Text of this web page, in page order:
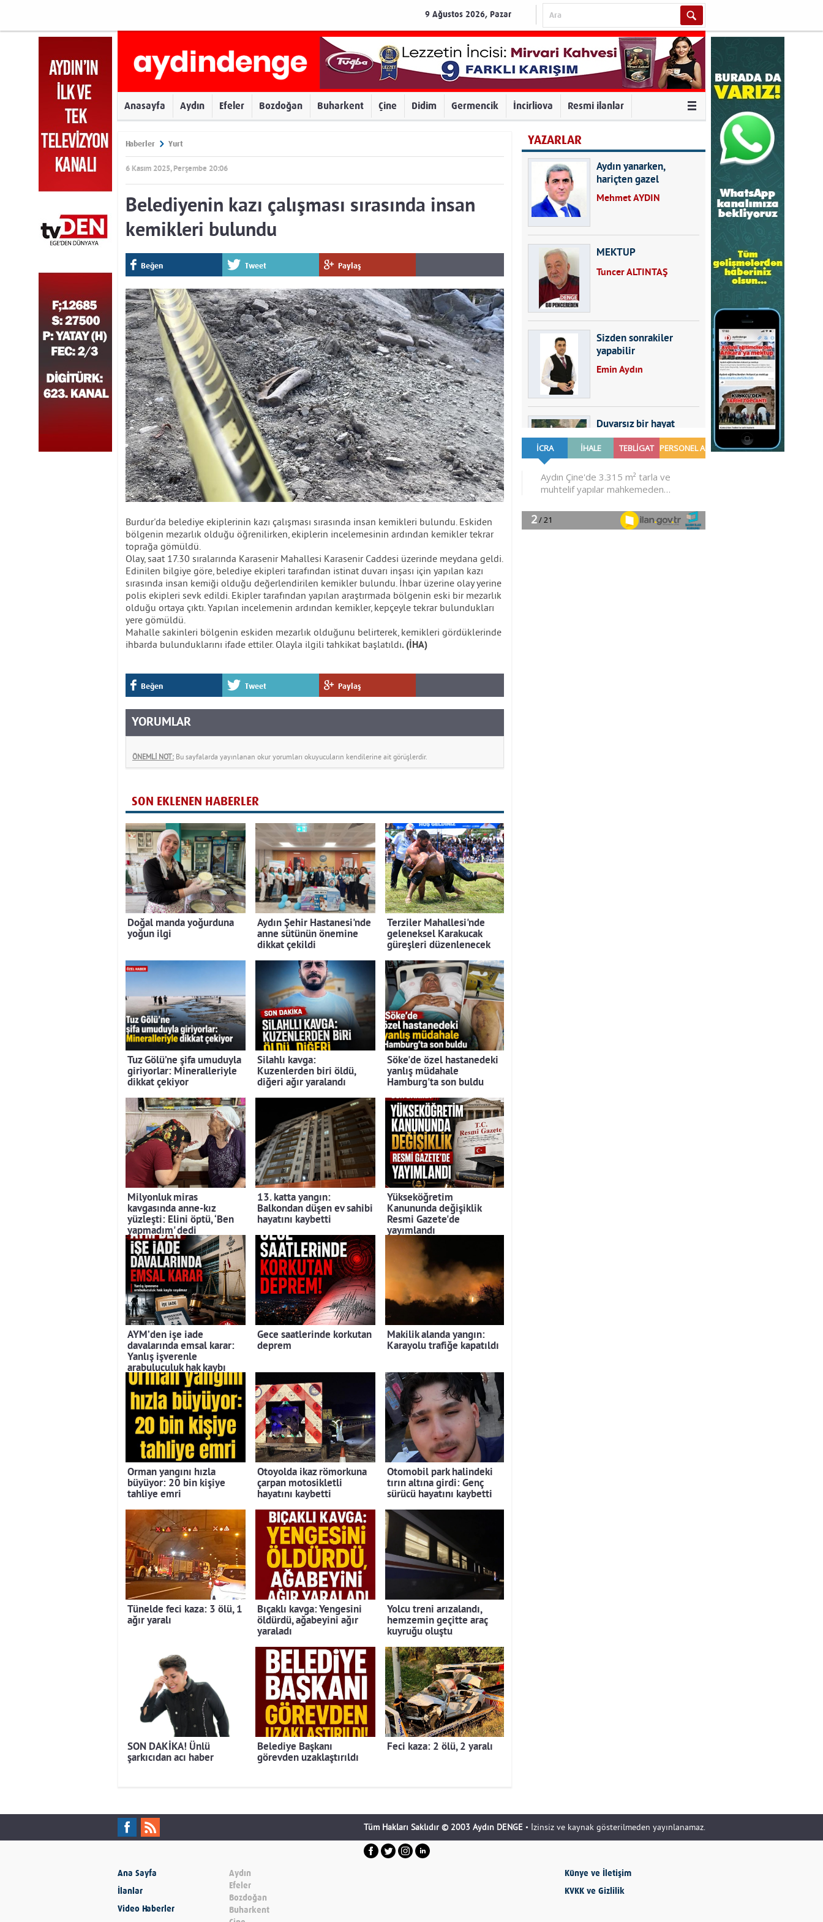
9 Ağustos 2026, Pazar
Anasayfa Aydın Efeler Bozdoğan Buharkent Çine Didim Germencik İncirliova Resmi ilanlar
Haberler Yurt
6 Kasım 2025, Perşembe 20:06
Belediyenin kazı çalışması sırasında insan
kemikleri bulundu
Beğen Tweet Paylaş
Burdur'da belediye ekiplerinin kazı çalışması sırasında insan kemikleri bulundu. Eskiden
bölgenin mezarlık olduğu öğrenilirken, ekiplerin incelemesinin ardından kemikler tekrar
toprağa gömüldü.
Olay, saat 17.30 sıralarında Karasenir Mahallesi Karasenir Caddesi üzerinde meydana geldi.
Edinilen bilgiye göre, belediye ekipleri tarafından istinat duvarı inşası için yapılan kazı
sırasında insan kemiği olduğu değerlendirilen kemikler bulundu. İhbar üzerine olay yerine
polis ekipleri sevk edildi. Ekipler tarafından yapılan araştırmada bölgenin eski bir mezarlık
olduğu ortaya çıktı. Yapılan incelemenin ardından kemikler, kepçeyle tekrar bulundukları
yere gömüldü.
Mahalle sakinleri bölgenin eskiden mezarlık olduğunu belirterek, kemikleri gördüklerinde
ihbarda bulunduklarını ifade ettiler. Olayla ilgili tahkikat başlatıldı. (İHA)
Beğen Tweet Paylaş
YORUMLAR
ÖNEMLİ NOT: Bu sayfalarda yayınlanan okur yorumları okuyucuların kendilerine ait görüşlerdir.
SON EKLENEN HABERLER
Doğal manda yoğurduna
yoğun ilgi
Aydın Şehir Hastanesi'nde
anne sütünün önemine
dikkat çekildi
Terziler Mahallesi'nde
geleneksel Karakucak
güreşleri düzenlenecek
Tuz Gölü’ne şifa umuduyla
giriyorlar: Mineralleriyle
dikkat çekiyor
Silahlı kavga:
Kuzenlerden biri öldü,
diğeri ağır yaralandı
Söke'de özel hastanedeki
yanlış müdahale
Hamburg'ta son buldu
Milyonluk miras
kavgasında anne-kız
yüzleşti: Elini öptü, ‘Ben
yapmadım' dedi
13. katta yangın:
Balkondan düşen ev sahibi
hayatını kaybetti
Yükseköğretim
Kanununda değişiklik
Resmi Gazete'de
yayımlandı
AYM’den işe iade
davalarında emsal karar:
Yanlış işverenle
arabuluculuk hak kaybı
sayılmadı
Gece saatlerinde korkutan
deprem
Makilik alanda yangın:
Karayolu trafiğe kapatıldı
Orman yangını hızla
büyüyor: 20 bin kişiye
tahliye emri
Otoyolda ikaz römorkuna
çarpan motosikletli
hayatını kaybetti
Otomobil park halindeki
tırın altına girdi: Genç
sürücü hayatını kaybetti
Tünelde feci kaza: 3 ölü, 1
ağır yaralı
Bıçaklı kavga: Yengesini
öldürdü, ağabeyini ağır
yaraladı
Yolcu treni arızalandı,
hemzemin geçitte araç
kuyruğu oluştu
SON DAKİKA! Ünlü
şarkıcıdan acı haber
Belediye Başkanı
görevden uzaklaştırıldı
Feci kaza: 2 ölü, 2 yaralı
YAZARLAR
Aydın yanarken,
hariçten gazel
okuyarak kalpleri de
Mehmet AYDIN
MEKTUP
Tuncer ALTINTAŞ
Sizden sonrakiler
yapabilir
Emin Aydın
Duvarsız bir hayat
Furkan SARICA
GÜNDEMDE NELER
OLMALI?
İBRAHİM AYVAZOĞLU
Tüm Hakları Saklıdır © 2003 Aydın DENGE • İzinsiz ve kaynak gösterilmeden yayınlanamaz.
Ana Sayfa
İlanlar
Video Haberler
Aydın
Efeler
Bozdoğan
Buharkent
Künye ve İletişim
KVKK ve Gizlilik